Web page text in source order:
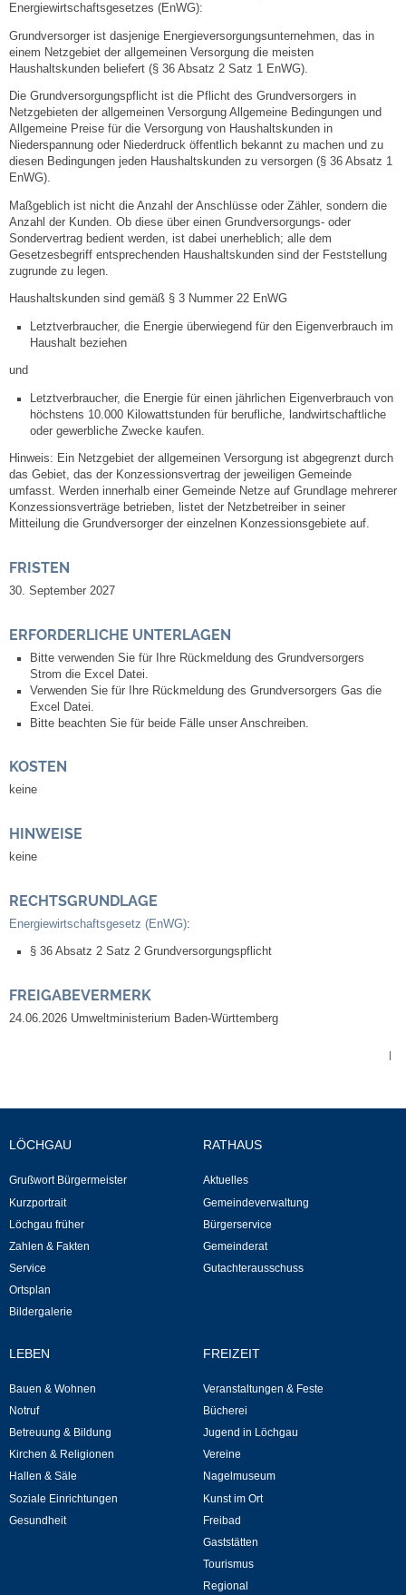
Stellenangebote
Ortsrecht
Schadensmeldungen
Bürgerservice
Gemeinderat
Sitzungsberichte
Ratsinfo
Gutachterausschuss
Bauen & Wohnen
NETZMonitor
Bodenrichtwerte
Bezirksschornsteinfeger
Bebauungspläne
Fortschreibung Flächennutzungsplan
Betreuung & Bildung
Hallen & Säle
Gemeindehalle
Sporthalle Greuth
Soziale Einrichtungen
Energiewirtschaftsgesetzes (EnWG):
Grundversorger ist dasjenige Energieversorgungsunternehmen, das in
einem Netzgebiet der allgemeinen Versorgung die meisten
Haushaltskunden beliefert (§ 36 Absatz 2 Satz 1 EnWG).
Die Grundversorgungspflicht ist die Pflicht des Grundversorgers in
Netzgebieten der allgemeinen Versorgung Allgemeine Bedingungen und
Allgemeine Preise für die Versorgung von Haushaltskunden in
Niederspannung oder Niederdruck öffentlich bekannt zu machen und zu
diesen Bedingungen jeden Haushaltskunden zu versorgen (§ 36 Absatz 1
EnWG).
Maßgeblich ist nicht die Anzahl der Anschlüsse oder Zähler, sondern die
Anzahl der Kunden. Ob diese über einen Grundversorgungs- oder
Sondervertrag bedient werden, ist dabei unerheblich; alle dem
Gesetzesbegriff entsprechenden Haushaltskunden sind der Feststellung
zugrunde zu legen.
Haushaltskunden sind gemäß § 3 Nummer 22 EnWG
Letztverbraucher, die Energie überwiegend für den Eigenverbrauch im
Haushalt beziehen
und
Letztverbraucher, die Energie für einen jährlichen Eigenverbrauch von
höchstens 10.000 Kilowattstunden für berufliche, landwirtschaftliche
oder gewerbliche Zwecke kaufen.
Hinweis: Ein Netzgebiet der allgemeinen Versorgung ist abgegrenzt durch
das Gebiet, das der Konzessionsvertrag der jeweiligen Gemeinde
umfasst. Werden innerhalb einer Gemeinde Netze auf Grundlage mehrerer
Konzessionsverträge betrieben, listet der Netzbetreiber in seiner
Mitteilung die Grundversorger der einzelnen Konzessionsgebiete auf.
FRISTEN
30. September 2027
ERFORDERLICHE UNTERLAGEN
Bitte verwenden Sie für Ihre Rückmeldung des Grundversorgers
Strom die Excel Datei.
Verwenden Sie für Ihre Rückmeldung des Grundversorgers Gas die
Excel Datei.
Bitte beachten Sie für beide Fälle unser Anschreiben.
KOSTEN
keine
HINWEISE
keine
RECHTSGRUNDLAGE
Energiewirtschaftsgesetz (EnWG):
§ 36 Absatz 2 Satz 2 Grundversorgungspflicht
FREIGABEVERMERK
24.06.2026 Umweltministerium Baden-Württemberg
LÖCHGAU
Grußwort Bürgermeister
Kurzportrait
Löchgau früher
Zahlen & Fakten
Service
Ortsplan
Bildergalerie
RATHAUS
Aktuelles
Gemeindeverwaltung
Bürgerservice
Gemeinderat
Gutachterausschuss
LEBEN
Bauen & Wohnen
Notruf
Betreuung & Bildung
Kirchen & Religionen
Hallen & Säle
Soziale Einrichtungen
Gesundheit
FREIZEIT
Veranstaltungen & Feste
Bücherei
Jugend in Löchgau
Vereine
Nagelmuseum
Kunst im Ort
Freibad
Gaststätten
Tourismus
Regional